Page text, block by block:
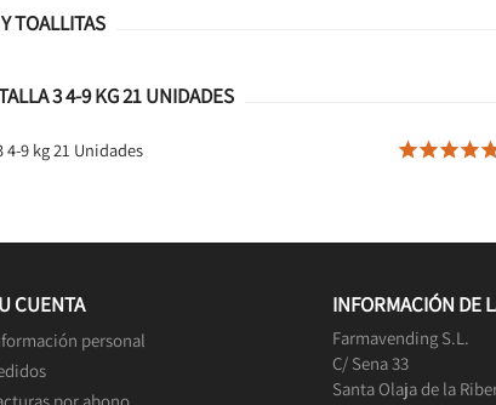
TOALLITAS
3 4-9 KG 21 UNIDADES
9 kg 21 Unidades 
CUENTA
personal
INFORMACIÓN DE
Farmavending S.L.
C/ Sena 33
Santa Olaja de la